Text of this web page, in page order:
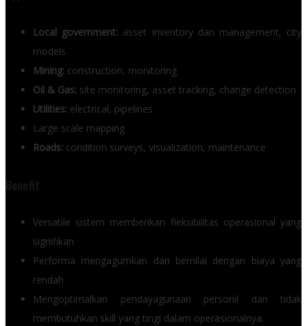
Local government: asset inventory dan management, city
models
Mining: construction, monitoring
Oil & Gas: site monitoring, asset tracking, change detection
Utilities: electrical, pipelines
Large scale mapping
Roads: condition surveys, visualization, maintenance
Versatile sistem memberikan fleksibilitas operasional yang
signifikan
Performa mengagumkan dan bernilai dengan biaya yang
rendah
Mengoptimalkan pendayagunaan personil dan tidak
membutuhkan skill yang tingi dalam operasionalnya.